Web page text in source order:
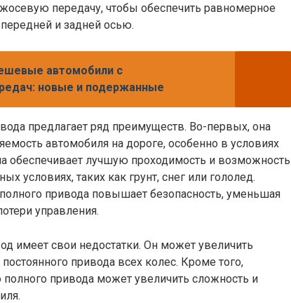
передачу, чтобы обеспечить равномерное
и задней осью.
автомобили с
новые и подержанные
предлагает ряд преимуществ. Во-первых, она
автомобиля на дороге, особенно в условиях
обеспечивает лучшую проходимость и возможность
условиях, таких как грунт, снег или гололед.
привода повышает безопасность, уменьшая
управления.
имеет свои недостатки. Он может увеличить
привода всех колес. Кроме того,
привода может увеличить сложность и